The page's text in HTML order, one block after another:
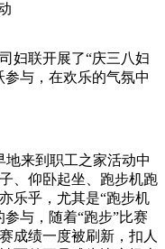
妇联开展了“庆三八妇
与，在欢乐的气氛中
来到职工之家活动中
、仰卧起坐、跑步机跑
乐乎，尤其是“跑步机
与，随着“跑步”比赛
成绩一度被刷新，扣人